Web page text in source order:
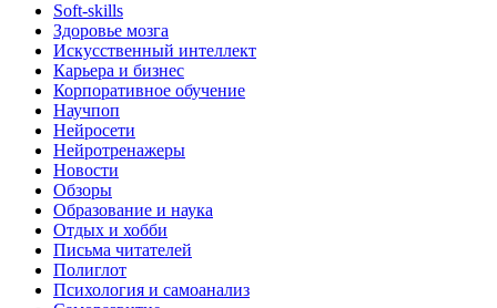
Soft-skills
Здоровье мозга
Искусственный интеллект
Карьера и бизнес
Корпоративное обучение
Научпоп
Нейросети
Нейротренажеры
Новости
Обзоры
Образование и наука
Отдых и хобби
Письма читателей
Полиглот
Психология и самоанализ